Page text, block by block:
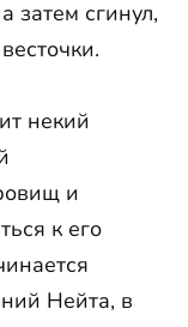
затем сгинул,
некий
и
к его
Нейта, в